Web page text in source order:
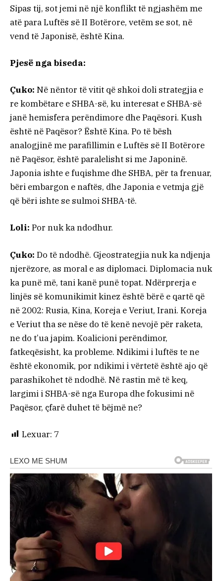
Sipas tij, sot jemi në një konflikt të ngjashëm me
atë para Luftës së II Botërore, vetëm se sot, në
vend të Japonisë, është Kina.
Pjesë nga biseda:
Çuko: Në nëntor të vitit që shkoi doli strategjia e
re kombëtare e SHBA-së, ku interesat e SHBA-së
janë hemisfera perëndimore dhe Paqësori. Kush
është në Paqësor? Është Kina. Po të bësh
analogjinë me parafillimin e Luftës së II Botërore
në Paqësor, është paralelisht si me Japoninë.
Japonia ishte e fuqishme dhe SHBA, për ta frenuar,
bëri embargon e naftës, dhe Japonia e vetmja gjë
që bëri ishte se sulmoi SHBA-të.
Loli: Por nuk ka ndodhur.
Çuko: Do të ndodhë. Gjeostrategjia nuk ka ndjenja
njerëzore, as moral e as diplomaci. Diplomacia nuk
ka punë më, tani kanë punë topat. Ndërprerja e
linjës së komunikimit kinez është bërë e qartë që
në 2002: Rusia, Kina, Koreja e Veriut, Irani. Koreja
e Veriut tha se nëse do të kenë nevojë për raketa,
ne do t’ua japim. Koalicioni perëndimor,
fatkeqësisht, ka probleme. Ndikimi i luftës te ne
është ekonomik, por ndikimi i vërtetë është ajo që
parashikohet të ndodhë. Në rastin më të keq,
largimi i SHBA-së nga Europa dhe fokusimi në
Paqësor, çfarë duhet të bëjmë ne?
Lexuar: 7